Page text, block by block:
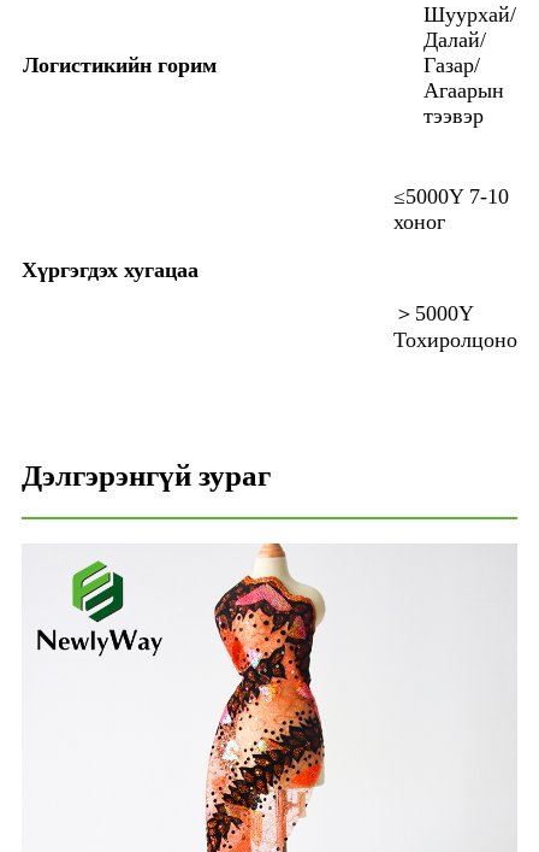
Логистикийн горим
Шуурхай/
Далай/
Газар/
Агаарын
тээвэр
Хүргэгдэх хугацаа
≤5000Y 7-10
хоног
＞5000Y
Тохиролцоно
Дэлгэрэнгүй зураг